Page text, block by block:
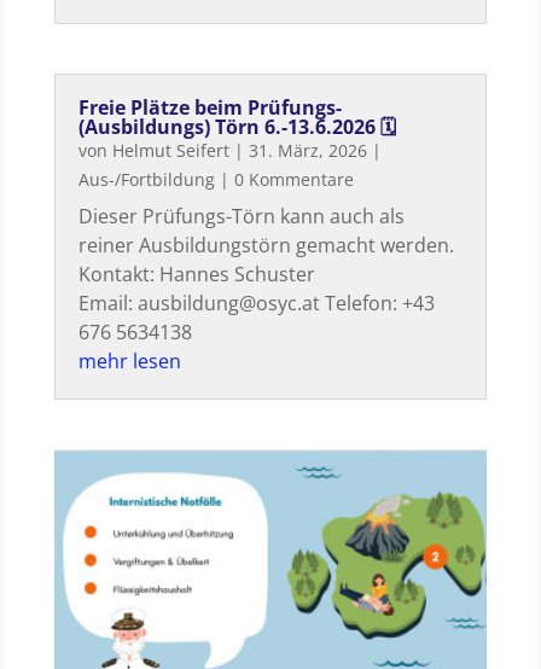
Freie Plätze beim Prüfungs-
(Ausbildungs) Törn 6.-13.6.2026 🗓
von Helmut Seifert| 31. März, 2026|
Aus-/Fortbildung| 0 Kommentare
Dieser Prüfungs-Törn kann auch als
reiner Ausbildungstörn gemacht werden.
Kontakt: Hannes Schuster
Email: ausbildung@osyc.at Telefon: +43
676 5634138
mehr lesen